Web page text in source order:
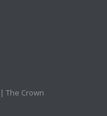
| The Crown